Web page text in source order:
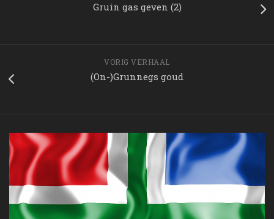
Gruin gas geven (2)
VORIG VERHAAL
(On-)Grunnegs goud